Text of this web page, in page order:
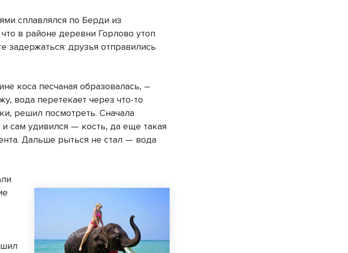
сплавлялся по Берди из
в районе деревни Горлово утоп
задержаться: друзья отправились
коса песчаная образовалась, –
вода перетекает через что-то
решил посмотреть. Сначала
сам удивился — кость, да еще такая
Дальше рыться не стал — вода